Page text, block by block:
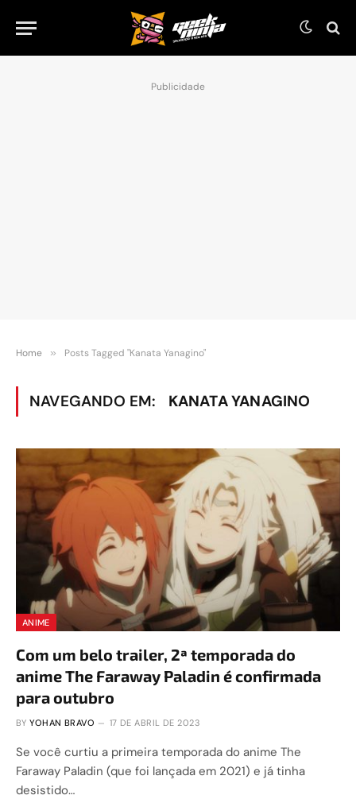
Publicidade
Home » Posts Tagged "Kanata Yanagino"
NAVEGANDO EM: KANATA YANAGINO
ANIME
Com um belo trailer, 2ª temporada do
anime The Faraway Paladin é confirmada
para outubro
BY YOHAN BRAVO 17 DE ABRIL DE 2023
Se você curtiu a primeira temporada do anime The
Faraway Paladin (que foi lançada em 2021) e já tinha
desistido…